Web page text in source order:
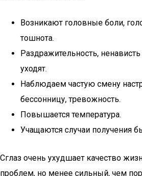
Возникают головные боли,
тошнота.
Раздражительность,
уходят.
Наблюдаем частую смену
бессонницу, тревожность.
Повышается температура.
Учащаются случаи получения
Сглаз очень ухудшает качество
проблем, но менее сильный, чем